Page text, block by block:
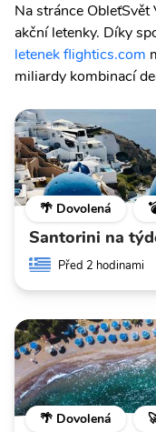
Na stránce
akční letenky. Díky
letenek flightics.com
miliardy kombinací
🌴 Dovolená
Santorini na
Před 2 hodinami
🌴 Dovolená